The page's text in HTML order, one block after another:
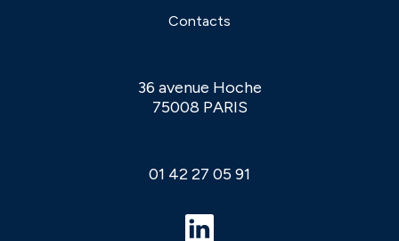
Contacts
36 avenue Hoche
75008 PARIS
01 42 27 05 91